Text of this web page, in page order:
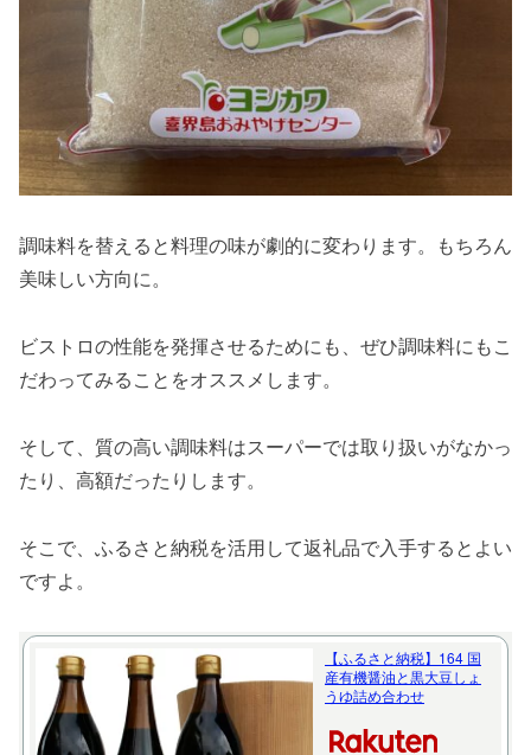
調味料を替えると料理の味が劇的に変わります。もちろん
美味しい方向に。
ビストロの性能を発揮させるためにも、ぜひ調味料にもこ
だわってみることをオススメします。
そして、質の高い調味料はスーパーでは取り扱いがなかっ
たり、高額だったりします。
そこで、ふるさと納税を活用して返礼品で入手するとよい
ですよ。
【ふるさと納税】164 国
産有機醤油と黒大豆しょ
うゆ詰め合わせ